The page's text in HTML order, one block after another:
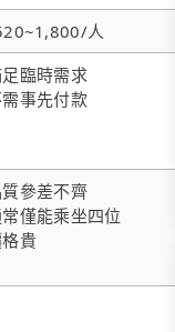
人
臨時需求
事先付款
參差不齊
僅能乘坐四位
貴